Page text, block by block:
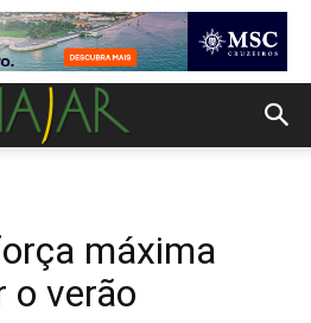
máxima
o verão